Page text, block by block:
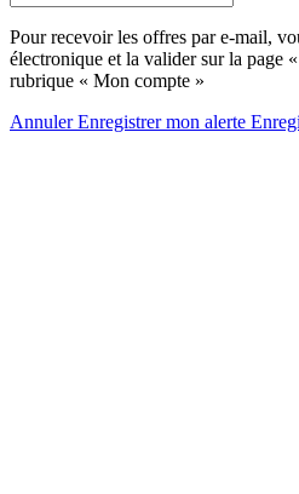
Pour recevoir les offres par e-mail,
électronique et la valider sur la page «
rubrique « Mon compte »
AnnulerEnregistrer mon alerte